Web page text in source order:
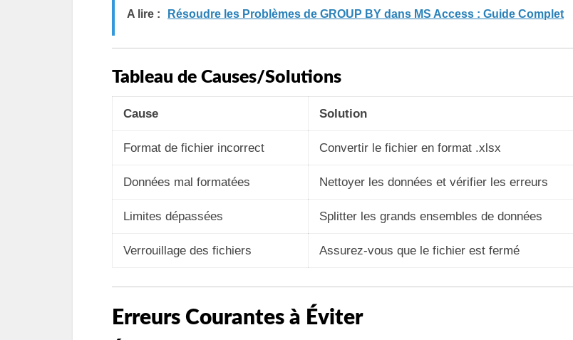
A lire : Résoudre les Problèmes de GROUP BY dans MS Access : Guide Complet
Tableau de Causes/Solutions
Cause Solution
Format de fichier incorrect Convertir le fichier en format .xlsx
Données mal formatées Nettoyer les données et vérifier les erreurs
Limites dépassées Splitter les grands ensembles de données
Verrouillage des fichiers Assurez-vous que le fichier est fermé
Erreurs Courantes à Éviter